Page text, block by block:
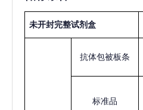
未开封完整试剂盒
抗体包被板条
标准品